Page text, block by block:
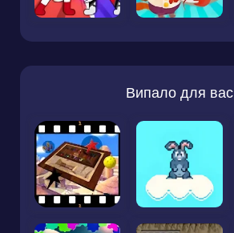
Випало для вас